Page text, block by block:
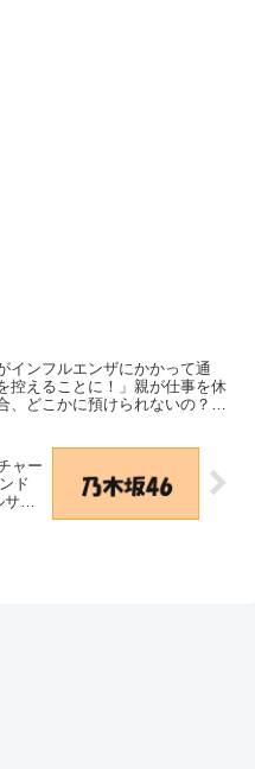
インフルエンザにかかって通
控えることに！」親が仕事を休
、どこかに預けられないの？
ャー
ド
ウ